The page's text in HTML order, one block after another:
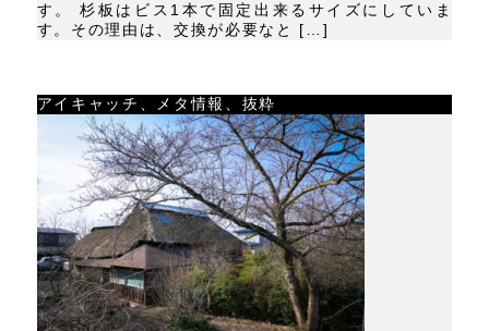
す。 杉板はビス1本で固定出来るサイズにしていま
す。その理由は、交換が必要なと […]
アイキャッチ、メタ情報、抜粋